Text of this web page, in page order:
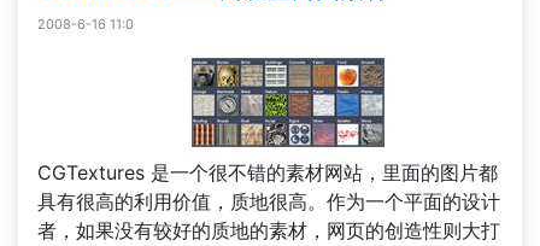
2008-6-16 11:0
CGTextures 是一个很不错的素材网站，里面的图片都
具有很高的利用价值，质地很高。作为一个平面的设计
者，如果没有较好的质地的素材，网页的创造性则大打